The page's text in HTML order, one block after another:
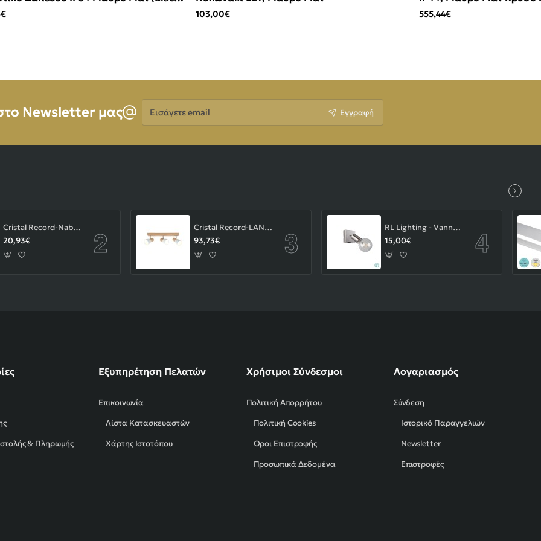
K
103,00€ 555,44€
Newsletter μας
Εισάγετε
email
Εγγραφή
Cristal Record-Nabila Χωνευτό Σποτ GU10 ΚΩΔ.-01-180-01-281
20,93€
Cristal Record-LAN Φωτιστικού οροφής Ε14 ΚΩΔ.-43-103-14-000
93,73€
RL Lighting - Vannes Επιτοίχιο Φωτιστικό Σποτ 1xE27 Νίκελ Ματ ΚΩΔ.-R80181707
15,00€
& Πληρωμής
Εξυπηρέτηση Πελατών
Επικοινωνία
Λίστα Κατασκευαστών
Χάρτης Ιστοτόπου
Χρήσιμοι Σύνδεσμοι
Πολιτική Απορρήτου
Πολιτική Cookies
Όροι Επιστροφής
Προσωπικά Δεδομένα
Λογαριασμός
Σύνδεση
Ιστορικό Παραγγελιών
Newsletter
Επιστροφές